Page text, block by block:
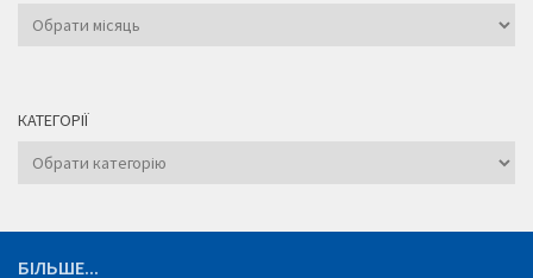
Архіви
КАТЕГОРІЇ
Категорії
БІЛЬШЕ...